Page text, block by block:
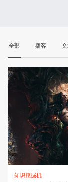
全部 播客
知识挖掘机